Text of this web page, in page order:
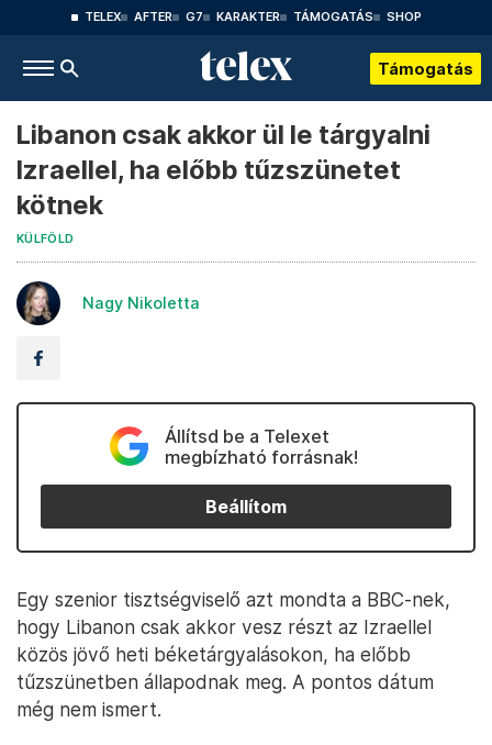
TELEX AFTER G7 KARAKTER TÁMOGATÁS SHOP
Támogatás
Libanon csak akkor ül le tárgyalni
Izraellel, ha előbb tűzszünetet
kötnek
KÜLFÖLD
Nagy Nikoletta
Állítsd be a Telexet
megbízható forrásnak!
Beállítom
Egy szenior tisztségviselő azt mondta a BBC-nek,
hogy Libanon csak akkor vesz részt az Izraellel
közös jövő heti béketárgyalásokon, ha előbb
tűzszünetben állapodnak meg. A pontos dátum
még nem ismert.